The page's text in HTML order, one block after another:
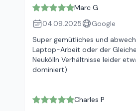
Marc G
04.09.2025
Google
Super gemütliches und
Laptop-Arbeit oder der
Neukölln Verhältnisse leider
dominiert)
Charles P